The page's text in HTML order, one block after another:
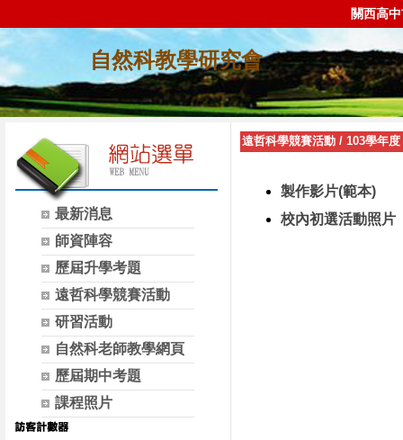
關西高
自然科教學研究會
最新消息
師資陣容
歷屆升學考題
遠哲科學競賽活動
研習活動
自然科老師教學網頁
歷屆期中考題
課程照片
遠哲科學競賽活動 / 103學年度
製作影片(範本)
校內初選活動照片